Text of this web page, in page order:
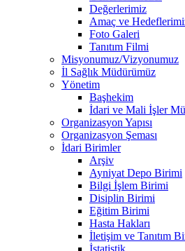
Değerlerimiz
Amaç ve
Foto Galeri
Tanıtım Filmi
Misyonumuz/Vizyonumuz
İl Sağlık Müdürümüz
Yönetim
Başhekim
İdari ve Mali İşler
Organizasyon Yapısı
Organizasyon Şeması
İdari Birimler
Arşiv
Ayniyat Depo Birimi
Bilgi İşlem Birimi
Disiplin Birimi
Eğitim Birimi
Hasta Hakları
İletişim ve Tanıtım
İstatistik